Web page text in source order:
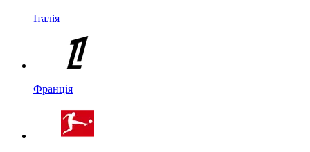
Італія
Франція